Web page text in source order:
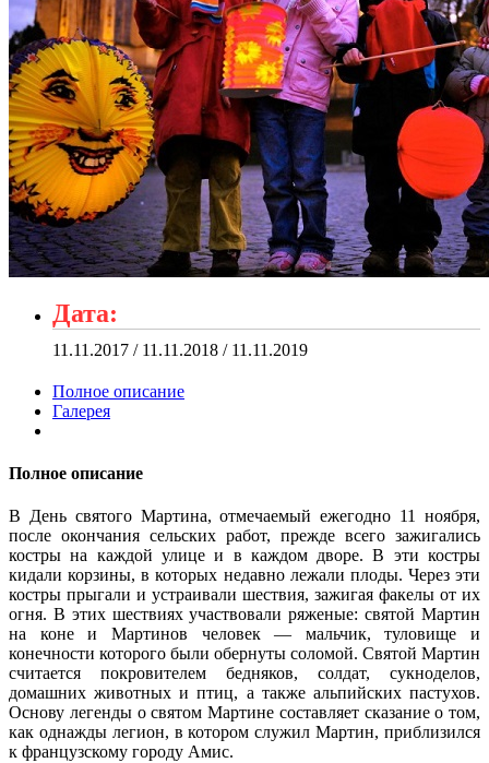
Дата:
11.11.2017 / 11.11.2018 / 11.11.2019
Полное описание
Галерея
Полное описание
В День святого Мартина, отмечаемый ежегодно 11 ноября,
после окончания сельских работ, прежде всего зажигались
костры на каждой улице и в каждом дворе. В эти костры
кидали корзины, в которых недавно лежали плоды. Через эти
костры прыгали и устраивали шествия, зажигая факелы от их
огня. В этих шествиях участвовали ряженые: святой Мартин
на коне и Мартинов человек — мальчик, туловище и
конечности которого были обернуты соломой. Святой Мартин
считается покровителем бедняков, солдат, сукноделов,
домашних животных и птиц, а также альпийских пастухов.
Основу легенды о святом Мартине составляет сказание о том,
как однажды легион, в котором служил Мартин, приблизился
к французскому городу Амис.